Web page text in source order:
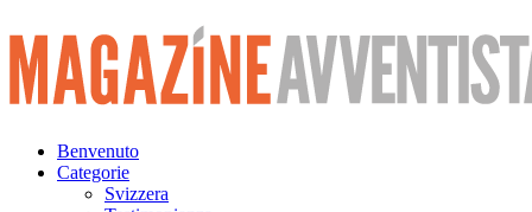
Vai
al
contenuto
Benvenuto
Categorie
Svizzera